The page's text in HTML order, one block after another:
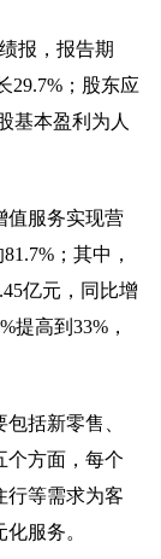
报，报告期
29.7%；股东应
基本盈利为人
值服务实现营
；其中，
亿元，同比增
提高到33%，
括新零售、
个方面，每个
行等需求为客
服务。